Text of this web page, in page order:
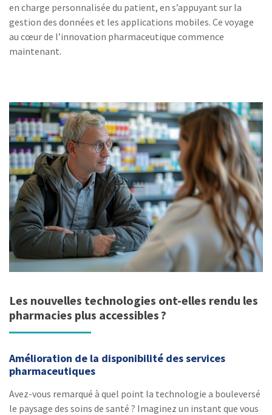
en charge personnalisée du patient, en s’appuyant sur la
gestion des données et les applications mobiles. Ce voyage
au cœur de l’innovation pharmaceutique commence
maintenant.
Les nouvelles technologies ont-elles rendu les
pharmacies plus accessibles ?
Amélioration de la disponibilité des services
pharmaceutiques
Avez-vous remarqué à quel point la technologie a bouleversé
le paysage des soins de santé ? Imaginez un instant que vous